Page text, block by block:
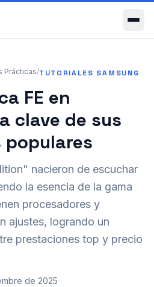
Prácticas/TUTORIALES SAMSUNG
FE en
clave de sus
populares
nacieron de escuchar
la esencia de la gama
procesadores y
ajustes, logrando un
prestaciones top y precio
de 2025·